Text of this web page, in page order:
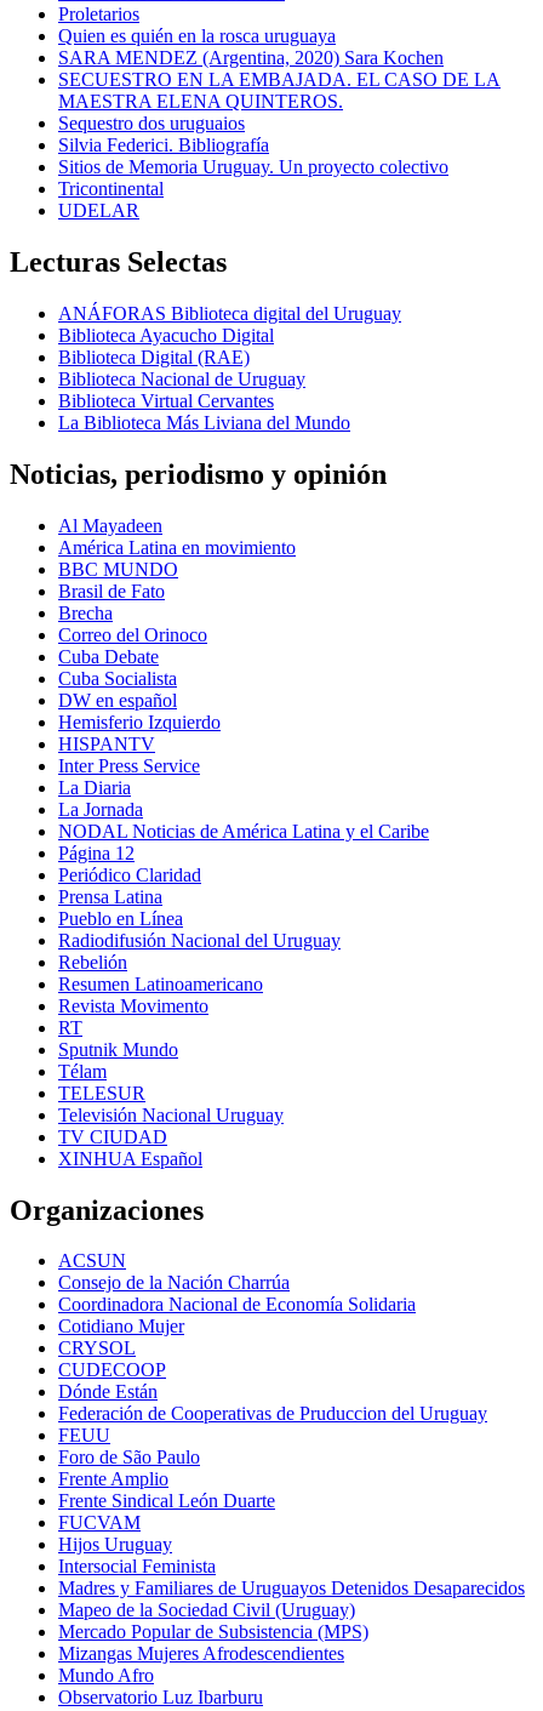
Proletarios
Quien es quién en la rosca uruguaya
SARA MENDEZ (Argentina, 2020) Sara Kochen
SECUESTRO EN LA EMBAJADA. EL CASO DE LA
MAESTRA ELENA QUINTEROS.
Sequestro dos uruguaios
Silvia Federici. Bibliografía
Sitios de Memoria Uruguay. Un proyecto colectivo
Tricontinental
UDELAR
Lecturas Selectas
ANÁFORAS Biblioteca digital del Uruguay
Biblioteca Ayacucho Digital
Biblioteca Digital (RAE)
Biblioteca Nacional de Uruguay
Biblioteca Virtual Cervantes
La Biblioteca Más Liviana del Mundo
Noticias, periodismo y opinión
Al Mayadeen
América Latina en movimiento
BBC MUNDO
Brasil de Fato
Brecha
Correo del Orinoco
Cuba Debate
Cuba Socialista
DW en español
Hemisferio Izquierdo
HISPANTV
Inter Press Service
La Diaria
La Jornada
NODAL Noticias de América Latina y el Caribe
Página 12
Periódico Claridad
Prensa Latina
Pueblo en Línea
Radiodifusión Nacional del Uruguay
Rebelión
Resumen Latinoamericano
Revista Movimento
RT
Sputnik Mundo
Télam
TELESUR
Televisión Nacional Uruguay
TV CIUDAD
XINHUA Español
Organizaciones
ACSUN
Consejo de la Nación Charrúa
Coordinadora Nacional de Economía Solidaria
Cotidiano Mujer
CRYSOL
CUDECOOP
Dónde Están
Federación de Cooperativas de Pruduccion del Uruguay
FEUU
Foro de São Paulo
Frente Amplio
Frente Sindical León Duarte
FUCVAM
Hijos Uruguay
Intersocial Feminista
Madres y Familiares de Uruguayos Detenidos Desaparecidos
Mapeo de la Sociedad Civil (Uruguay)
Mercado Popular de Subsistencia (MPS)
Mizangas Mujeres Afrodescendientes
Mundo Afro
Observatorio Luz Ibarburu